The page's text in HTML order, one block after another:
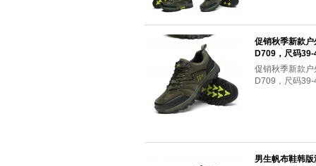
促销秋季新款
D709，尺码
促销秋季新款
D709，尺码
男生帆布鞋韩